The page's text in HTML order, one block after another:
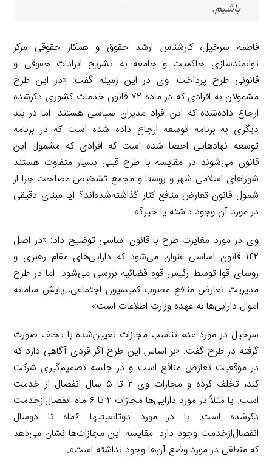
باشیم.
فاطمه سرخیل، کارشناس ارشد حقوق و همکار حقوقی مرکز
توانمندسازی حاکمیت و جامعه به تشریح ایرادات حقوقی و
قانونی طرح پرداخت. وی در این زمینه گفت: «در این طرح
مشمولان به افرادی که در ماده ۷۲ قانون خدمات کشوری ذکرشده
ارجاع داده‌شده که این افراد مدیران سیاسی هستند. اما در بند
دیگری به برنامه توسعه ارجاع داده شده است که در برنامه
توسعه نهادهایی احصا شده است که افرادی که مشمول این
قانون می‌شوند در مقایسه با طرح قبلی بسیار متفاوت هستند
شوراهای اسلامی شهر و روستا و مجمع تشخیص مصلحت چرا از
شمول قانون تعارض منافع کنار گذاشته‌شده‌اند؟ آیا مبنای دقیقی
در مورد آن وجود داشته یا خیر؟»
وی در مورد مغایرت طرح با قانون اساسی توضیح داد: «در اصل
۱۴۲ قانون اساسی عنوان می‌شود که دارایی‌های مقام رهبری و
روسای قوا توسط رئیس قوه قضائیه بررسی می‌شود. اما در طرح
مدیریت تعارض منافع مصوب کمیسیون اجتماعی، پایش سامانه
اموال دارایی‌ها به عهده وزارت اطلاعات است».
سرخیل در مورد عدم تناسب مجازات تعیین‌شده با تخلف صورت
گرفته در طرح گفت: «بر اساس این طرح اگر فردی آگاهی دارد که
در موقعیت تعارض منافع است و در جلسه تصمیم‌گیری شرکت
کند، تخلف کرده و مجازات وی ۲ تا ۵ سال انفصال از خدمت
است. یا مثلاً در مورد دارایی‌ها مجازات ۲ تا ۶ ماه انفصال‌ازخدمت
ذکرشده است. یا در مورد دوتابعیتی­ها ۶ماه تا دوسال
انفصال‌ازخدمت وجود دارد. مقایسه این مجازات‌ها نشان می‌دهد
که منطقی در مورد وضع آن‌ها وجود نداشته است».